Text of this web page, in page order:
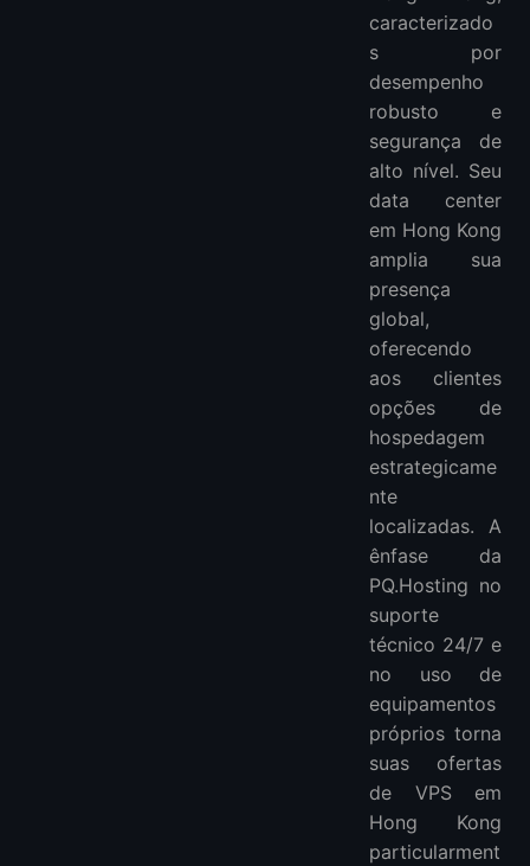
caracterizado
s por
desempenho
robusto e
segurança de
alto nível. Seu
data center
em Hong Kong
amplia sua
presença
global,
oferecendo
aos clientes
opções de
hospedagem
estrategicame
nte
localizadas. A
ênfase da
PQ.Hosting no
suporte
técnico 24/7 e
no uso de
equipamentos
próprios torna
suas ofertas
de VPS em
Hong Kong
particularment